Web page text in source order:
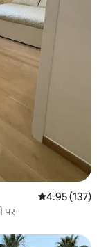
औसत रेटिंग 5 में से
4.95 (137)
पर